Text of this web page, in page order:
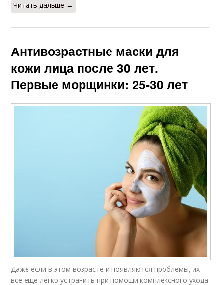
Читать дальше →
Антивозрастные маски для
кожи лица после 30 лет.
Первые морщинки: 25-30 лет
Даже если в этом возрасте и появляются проблемы, их
все еще легко устранить при помощи комплексного ухода